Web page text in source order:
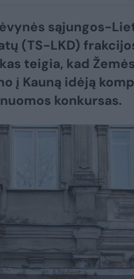
sąjungos-
(TS-LKD)
teigia, kad
į Kauną idėją
konkursas.